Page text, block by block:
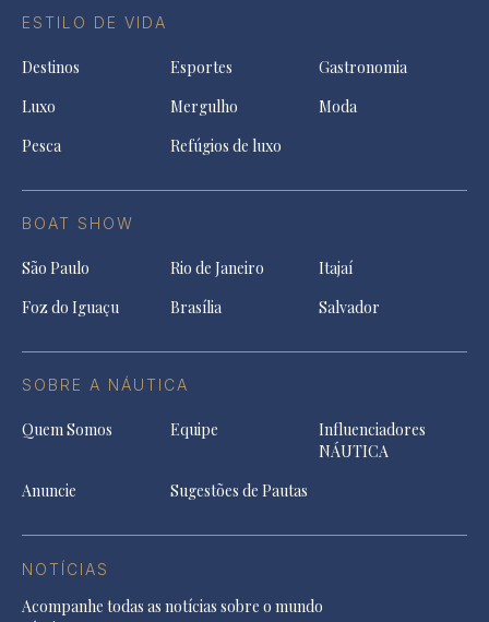
ESTILO DE VIDA
Destinos Esportes
Gastronomia
Luxo
Mergulho
Moda
Pesca
Refúgios de luxo
BOAT SHOW
São Paulo Rio de Janeiro
Itajaí
Foz do Iguaçu
Brasília Salvador
SOBRE A NÁUTICA
Quem Somos Equipe
Influenciadores
NÁUTICA
Anuncie
Sugestões de Pautas
NOTÍCIAS
Acompanhe todas as notícias sobre o mundo